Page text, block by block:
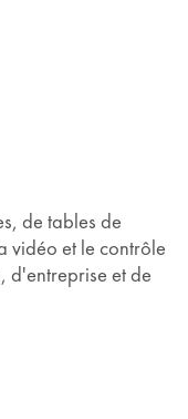
de tables de
vidéo et le contrôle
d'entreprise et de